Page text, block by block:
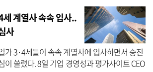
계열사 속속 입사..
사
가 3·4세들이 속속 계열사에 입사하면서 승진
이 쏠렸다. 8일 기업 경영성과 평가사이트 CEO